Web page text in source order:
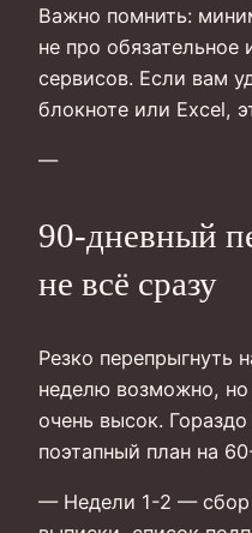
Важно помнить:
не про обязательное
сервисов. Если вам
блокноте или Excel,
—
90-дневный
не всё сразу
Резко перепрыгнуть
неделю возможно, но
очень высок.
поэтапный план на
— Недели 1-2 — сбор